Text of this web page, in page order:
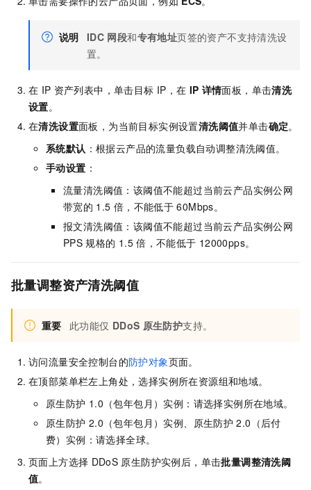
说明 IDC 网段和专有地址页签的资产不支持清洗设
置。
在 IP 资产列表中，单击目标 IP，在 IP 详情面板，单击清洗
设置。
在清洗设置面板，为当前目标实例设置清洗阈值并单击确定。
系统默认 ：根据云产品的流量负载自动调整清洗阈值。
手动设置 ：
流量清洗阈值：该阈值不能超过当前云产品实例公网
带宽的 1.5 倍，不能低于 60Mbps。
报文清洗阈值：该阈值不能超过当前云产品实例公网
PPS 规格的 1.5 倍，不能低于 12000pps。
批量调整资产清洗阈值
重要 此功能仅 DDoS 原生防护支持。
访问流量安全控制台的防护对象页面。
在顶部菜单栏左上角处，选择实例所在资源组和地域。
原生防护 1.0（包年包月）实例：请选择实例所在地域。
原生防护 2.0（包年包月）实例、原生防护 2.0（后付
费）实例：请选择全球。
页面上方选择 DDoS 原生防护实例后，单击批量调整清洗阈
值。